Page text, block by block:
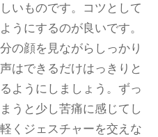
いものです。コツとして
うにするのが良いです。
の顔を見ながらしっかり
はできるだけはっきりと
ようにしましょう。ずっ
うと少し苦痛に感じてし
くジェスチャーを交えな